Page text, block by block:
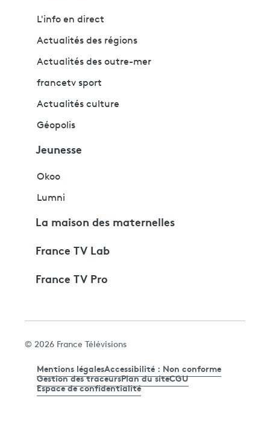
L'info en direct
Actualités des régions
Actualités des outre-mer
francetv sport
Actualités culture
Géopolis
Jeunesse
Okoo
Lumni
La maison des maternelles
France TV Lab
France TV Pro
© 2026 France Télévisions
Mentions légalesAccessibilité : Non conforme
Gestion des traceursPlan du siteCGU
Espace de confidentialité